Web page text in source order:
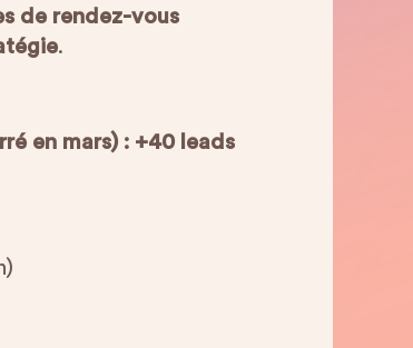
de rendez-vous
.
en mars) : +40 leads